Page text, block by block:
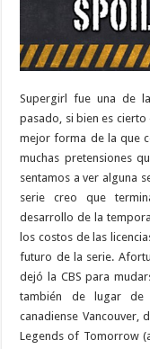
Supergirl fue una de
pasado, si bien es
mejor forma de la que
muchas pretensiones
sentamos a ver alguna
serie creo que
desarrollo de la
los costos de las
futuro de la serie.
dejó la CBS para
también de lugar de
canadiense Vancouver,
Legends of Tomorrow